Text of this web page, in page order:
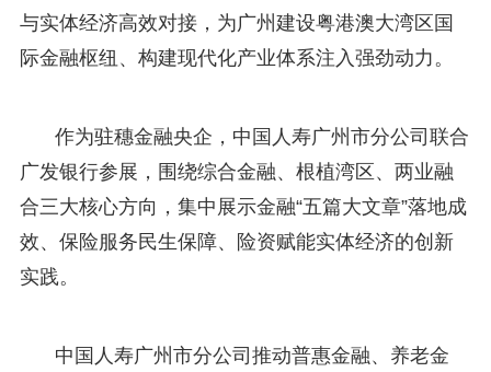
与实体经济高效对接，为广州建设粤港澳大湾区国
际金融枢纽、构建现代化产业体系注入强劲动力。
作为驻穗金融央企，中国人寿广州市分公司联合
广发银行参展，围绕综合金融、根植湾区、两业融
合三大核心方向，集中展示金融“五篇大文章”落地成
效、保险服务民生保障、险资赋能实体经济的创新
实践。
中国人寿广州市分公司推动普惠金融、养老金